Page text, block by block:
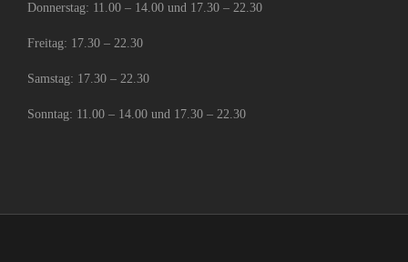
Donnerstag: 11.00 – 14.00 und 17.30 – 22.30
Freitag: 17.30 – 22.30
Samstag: 17.30 – 22.30
Sonntag: 11.00 – 14.00 und 17.30 – 22.30